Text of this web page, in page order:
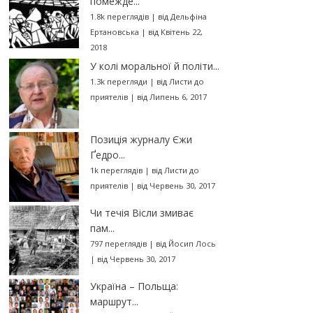
1.8k переглядів| від Дельфіна
Ертановська | від Квітень 22,
2018
У колі моральної й політи...
1.3k перегляди | від Листи до
приятелів| від Липень 6, 2017
Позиція журналу Єжи
Ґедро...
1k переглядів| від Листи до
приятелів| від Червень 30, 2017
Чи течія Вісли змиває
пам...
797 переглядів| від Йосип Лось
| від Червень 30, 2017
Україна – Польща:
маршрут...